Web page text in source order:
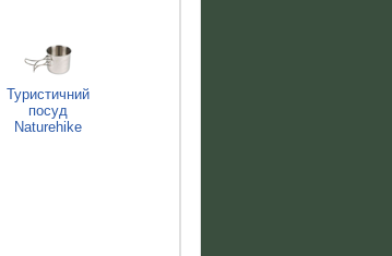
Туристичний
посуд
Naturehike